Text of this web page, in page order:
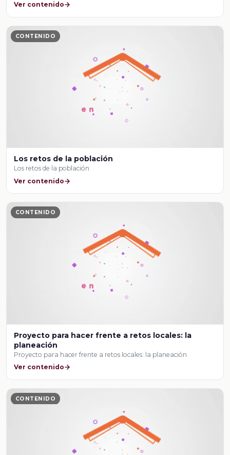
Ver contenido
CONTENIDO
Los retos de la población
Los retos de la población
Ver contenido
CONTENIDO
Proyecto para hacer frente a retos locales: la
planeación
Proyecto para hacer frente a retos locales: la planeación
Ver contenido
CONTENIDO